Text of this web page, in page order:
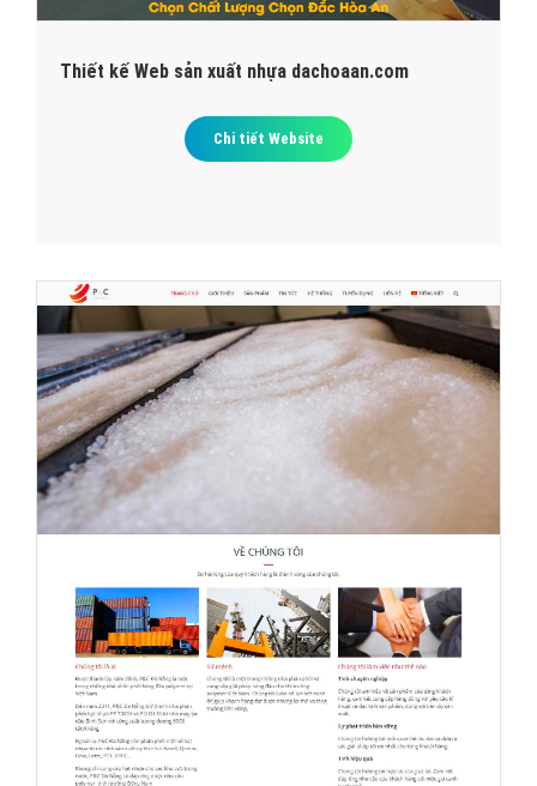
Thiết kế Web sản xuất nhựa dachoaan.com
Chi tiết Website